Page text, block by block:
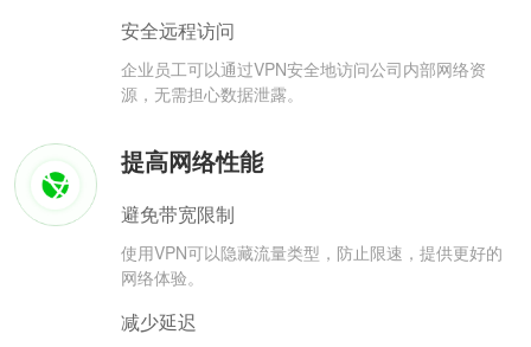
安全远程访问
企业员工可以通过VPN安全地访问公司内部网络资
源，无需担心数据泄露。
提高网络性能
避免带宽限制
使用VPN可以隐藏流量类型，防止限速，提供更好的
网络体验。
减少延迟